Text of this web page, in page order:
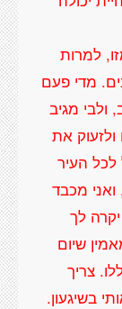
למרות
מדי פעם
ולבי מגיב
את
העיר
מכבד
לך
שיום
צריך
בשיגעון.